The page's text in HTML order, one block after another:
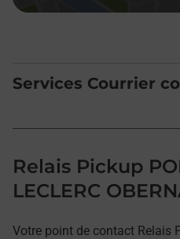
Services Courrier
Relais Pickup
LECLERC
Votre point de contact Relais